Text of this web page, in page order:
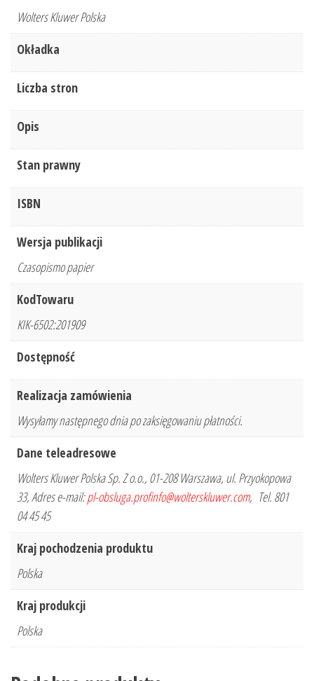
Wolters Kluwer Polska
Okładka
Liczba stron
Opis
Stan prawny
ISBN
Wersja publikacji
Czasopismo papier
KodTowaru
KIK-6502:201909
Dostępność
Realizacja zamówienia
Wysyłamy następnego dnia po zaksięgowaniu płatności.
Dane teleadresowe
Wolters Kluwer Polska Sp. Z o.o., 01-208 Warszawa, ul. Przyokopowa
33, Adres e-mail:pl-obsluga.profinfo@wolterskluwer.com, Tel. 801
04 45 45
Kraj pochodzenia produktu
Polska
Kraj produkcji
Polska